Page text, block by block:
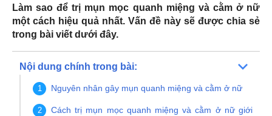
Làm sao để trị mụn mọc quanh miệng và cằm ở nữ
một cách hiệu quả nhất. Vấn đề này sẽ được chia sẻ
trong bài viết dưới đây.
Nội dung chính trong bài:
Nguyên nhân gây mụn quanh miệng và cằm ở nữ
Cách trị mụn mọc quanh miệng và cằm ở nữ giới